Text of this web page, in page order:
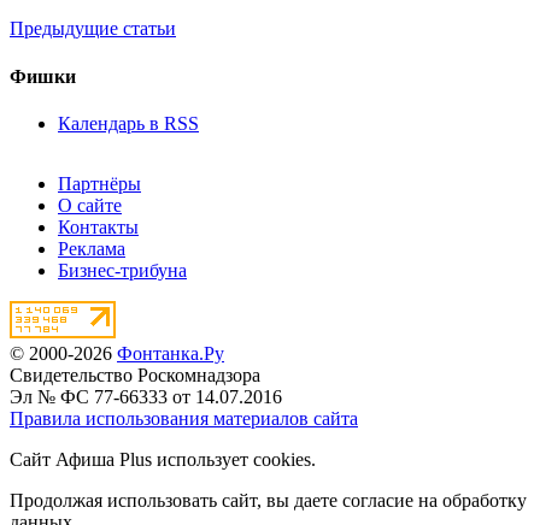
Предыдущие статьи
Фишки
Календарь в RSS
Партнёры
О сайте
Контакты
Реклама
Бизнес-трибуна
© 2000-2026 Фонтанка.Ру
Свидетельство Роскомнадзора
Эл № ФС 77-66333 от 14.07.2016
Правила использования материалов сайта
Сайт Афиша Plus использует cookies.
Продолжая использовать сайт, вы даете согласие на обработку